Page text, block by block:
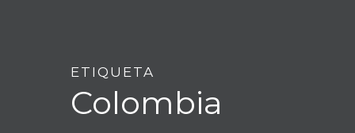
ETIQUETA
Colombia